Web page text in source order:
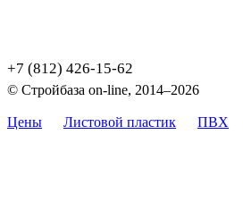
+7 (812) 426-15-62
© Стройбаза on-line, 2014–2026
Цены Листовой пластик ПВХ